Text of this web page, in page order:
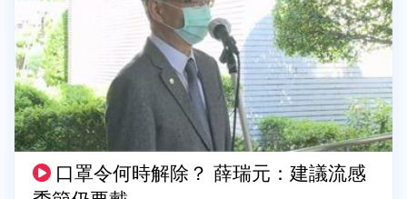
口罩令何時解除？ 薛瑞元：建議流感